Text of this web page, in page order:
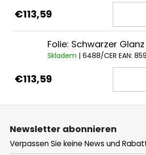
€113,59
Folie: Schwarzer Glanz
Skladem | 6488/CER EAN:
€113,59
Newsletter abonnieren
Verpassen Sie keine News und